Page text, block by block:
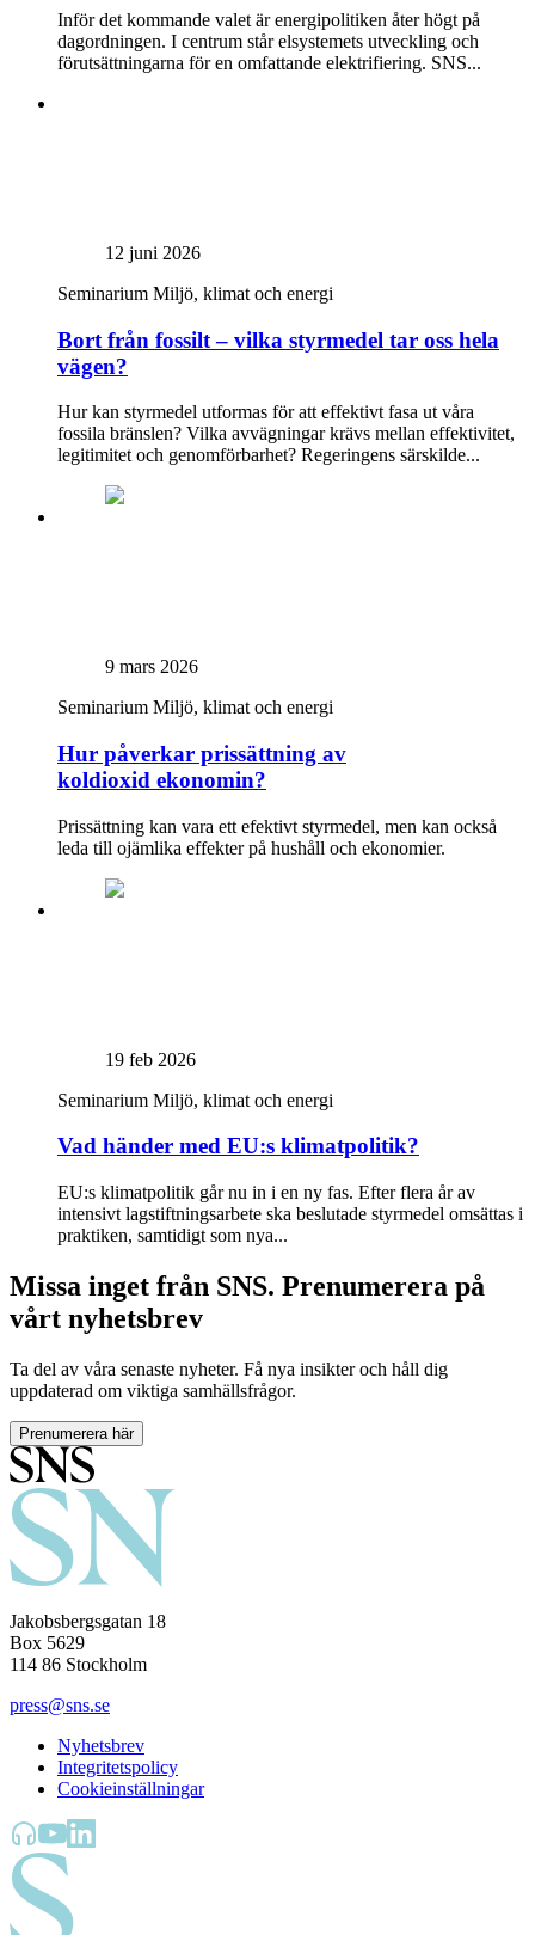
Inför det kommande valet är energipolitiken åter högt på
dagordningen. I centrum står elsystemets utveckling och
förutsättningarna för en omfattande elektrifiering. SNS...
12 juni 2026
Seminarium Miljö, klimat och energi
Bort från fossilt – vilka styrmedel tar oss hela
vägen?
Hur kan styrmedel utformas för att effektivt fasa ut våra
fossila bränslen? Vilka avvägningar krävs mellan effektivitet,
legitimitet och genomförbarhet? Regeringens särskilde...
9 mars 2026
Seminarium Miljö, klimat och energi
Hur påverkar prissättning av
koldioxid ekonomin?
Prissättning kan vara ett efektivt styrmedel, men kan också
leda till ojämlika effekter på hushåll och ekonomier.
19 feb 2026
Seminarium Miljö, klimat och energi
Vad händer med EU:s klimatpolitik?
EU:s klimatpolitik går nu in i en ny fas. Efter flera år av
intensivt lagstiftningsarbete ska beslutade styrmedel omsättas i
praktiken, samtidigt som nya...
Missa inget från SNS. Prenumerera på
vårt nyhetsbrev
Ta del av våra senaste nyheter. Få nya insikter och håll dig
uppdaterad om viktiga samhällsfrågor.
Prenumerera här
Jakobsbergsgatan 18
Box 5629
114 86 Stockholm
press@sns.se
Nyhetsbrev
Integritetspolicy
Cookieinställningar